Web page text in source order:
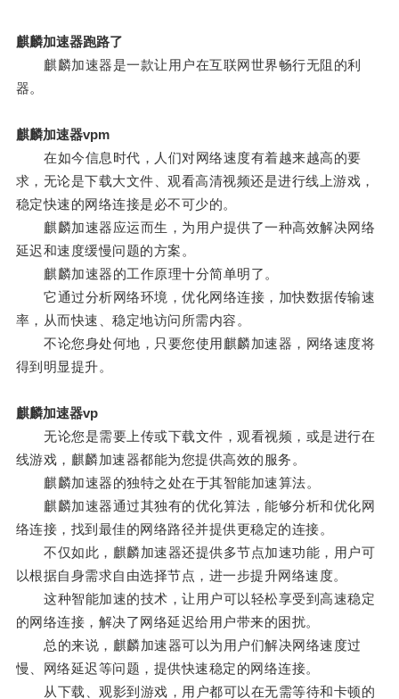
麒麟加速器跑路了
麒麟加速器是一款让用户在互联网世界畅行无阻的利
器。
麒麟加速器vpm
在如今信息时代，人们对网络速度有着越来越高的要
求，无论是下载大文件、观看高清视频还是进行线上游戏，
稳定快速的网络连接是必不可少的。
麒麟加速器应运而生，为用户提供了一种高效解决网络
延迟和速度缓慢问题的方案。
麒麟加速器的工作原理十分简单明了。
它通过分析网络环境，优化网络连接，加快数据传输速
率，从而快速、稳定地访问所需内容。
不论您身处何地，只要您使用麒麟加速器，网络速度将
得到明显提升。
麒麟加速器vp
无论您是需要上传或下载文件，观看视频，或是进行在
线游戏，麒麟加速器都能为您提供高效的服务。
麒麟加速器的独特之处在于其智能加速算法。
麒麟加速器通过其独有的优化算法，能够分析和优化网
络连接，找到最佳的网络路径并提供更稳定的连接。
不仅如此，麒麟加速器还提供多节点加速功能，用户可
以根据自身需求自由选择节点，进一步提升网络速度。
这种智能加速的技术，让用户可以轻松享受到高速稳定
的网络连接，解决了网络延迟给用户带来的困扰。
总的来说，麒麟加速器可以为用户们解决网络速度过
慢、网络延迟等问题，提供快速稳定的网络连接。
从下载、观影到游戏，用户都可以在无需等待和卡顿的